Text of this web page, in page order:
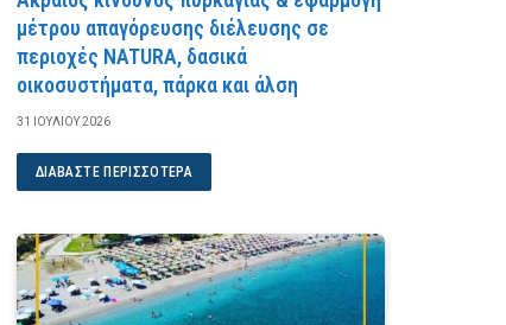
μέτρου απαγόρευσης διέλευσης σε
περιοχές NATURA, δασικά
οικοσυστήματα, πάρκα και άλση
31 ΙΟΥΛΊΟΥ 2026
ΔΙΑΒΆΣΤΕ ΠΕΡΙΣΣΌΤΕΡΑ